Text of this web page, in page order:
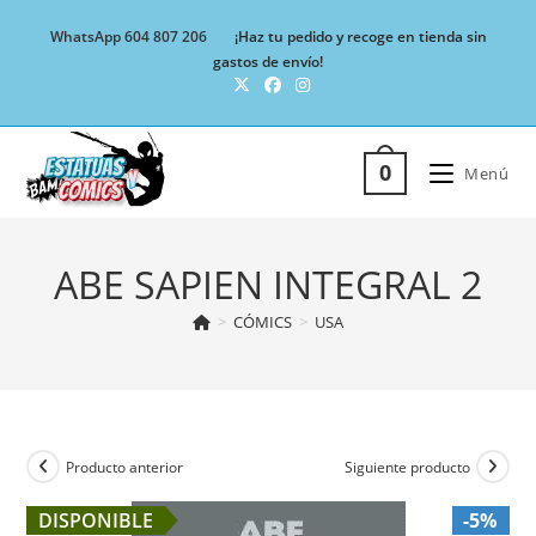
WhatsApp 604 807 206
¡Haz tu pedido y recoge en tienda sin
gastos de envío!
0 Menú
ABE SAPIEN INTEGRAL 2
> CÓMICS > USA
Producto anterior Siguiente producto
DISPONIBLE -5%